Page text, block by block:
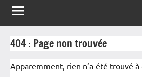
Canyon
de
Tullins
404 : Page non trouvée
Apparemment, rien n’a été trouvé